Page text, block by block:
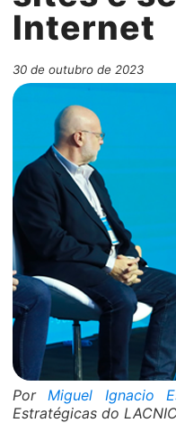
Internet
30 de outubro de 2023
PorMiguel Ignacio
Estratégicas do